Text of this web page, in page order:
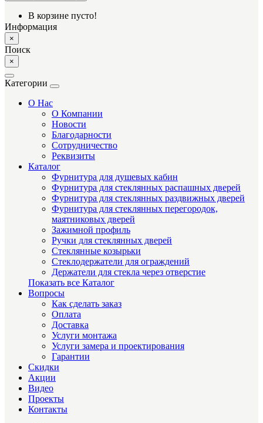
В корзине пусто!
Информация
×
Поиск
×
Категории
О Нас
О Компании
Новости
Благодарности
Сотрудничество
Реквизиты
Каталог
Фурнитура для душевых кабин
Фурнитура для стеклянных распашных дверей
Фурнитура для стеклянных раздвижных дверей
Фурнитура для стеклянных перегородок,
маятниковых дверей
Зажимной профиль
Ручки для стеклянных дверей
Стеклянные козырьки
Стеклодержатели для ограждений
Держатели для стекла через отверстие
Показать все Каталог
Вопросы
Как сделать заказ
Оплата
Доставка
Услуги монтажа
Услуги замера и проектирования
Гарантии
Скидки
Акции
Видео
Проекты
Контакты